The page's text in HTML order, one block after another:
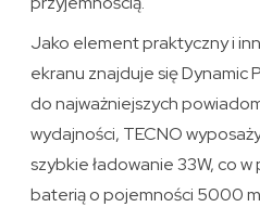
Jako element praktyczny i
ekranu znajduje się Dynamic
do najważniejszych
wydajności, TECNO
szybkie ładowanie 33W, co
baterią o pojemności 5000